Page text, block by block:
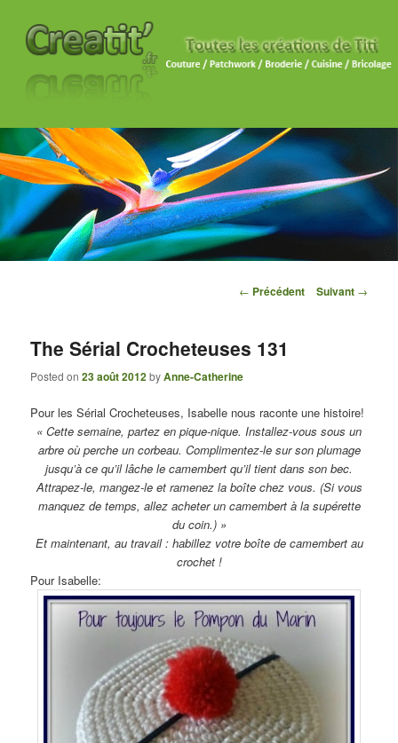
Navigation des articles
← Précédent Suivant →
The Sérial Crocheteuses 131
Posted on23 août 2012byAnne-Catherine
Pour les Sérial Crocheteuses, Isabelle nous raconte une histoire!
« Cette semaine, partez en pique-nique. Installez-vous sous un
arbre où perche un corbeau. Complimentez-le sur son plumage
jusqu’à ce qu’il lâche le camembert qu’il tient dans son bec.
Attrapez-le, mangez-le et ramenez la boîte chez vous. (Si vous
manquez de temps, allez acheter un camembert à la supérette
du coin.) »
Et maintenant, au travail : habillez votre boîte de camembert au
crochet !
Pour Isabelle: